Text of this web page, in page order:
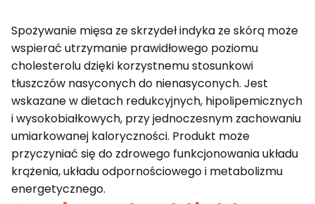
Spożywanie mięsa ze skrzydeł indyka ze skórą może
wspierać utrzymanie prawidłowego poziomu
cholesterolu dzięki korzystnemu stosunkowi
tłuszczów nasyconych do nienasyconych. Jest
wskazane w dietach redukcyjnych, hipolipemicznych
i wysokobiałkowych, przy jednoczesnym zachowaniu
umiarkowanej kaloryczności. Produkt może
przyczyniać się do zdrowego funkcjonowania układu
krążenia, układu odpornościowego i metabolizmu
energetycznego.